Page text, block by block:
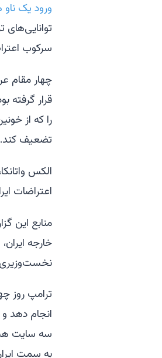
ورود یک ناو
توانایی‌های
سرکوب
چهار مقام
قرار گرفته
تضعیف کند.
الکس
اعتراضات
منابع این
خارجه
نخست‌وزیری
ترامپ روز
انجام دهد
سه سایت
به سمت